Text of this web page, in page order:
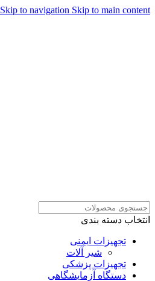
Skip to navigation Skip to main content
انتخاب دسته بندی
تجهیزات ایمنی
شیر آلات
تجهیزات پزشکی
دستگاه آزمایشگاهی
همراهان علمینو به علت نوسانات